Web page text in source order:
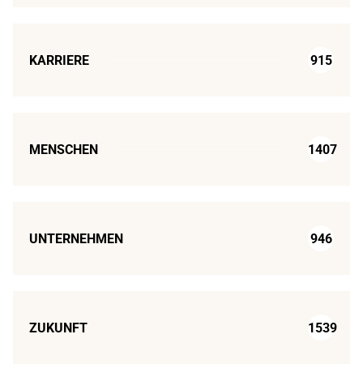
KARRIERE 915
MENSCHEN 1407
UNTERNEHMEN 946
ZUKUNFT 1539